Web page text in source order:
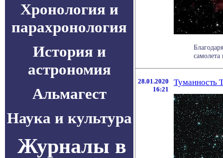
Хронология и
парахронология
История и
астрономия
Альмагест
Наука и культура
Журналы в
28.01.2020
16:21
Туманность